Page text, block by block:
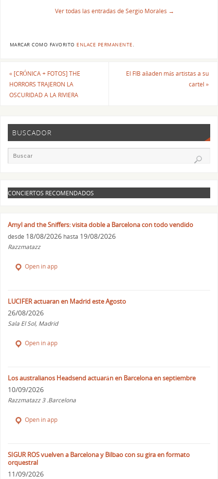
Ver todas las entradas de Sergio Morales →
MARCAR COMO FAVORITO ENLACE PERMANENTE.
«[CRÓNICA + FOTOS] THE
HORRORS TRAJERON LA
OSCURIDAD A LA RIVIERA
El FIB añaden más artistas a su
cartel»
BUSCADOR
CONCIERTOS RECOMENDADOS
Amyl and the Sniffers: visita doble a Barcelona con todo vendido
desde 18/08/2026 hasta 19/08/2026
Razzmatazz
Open in app
LUCIFER actuaran en Madrid este Agosto
26/08/2026
Sala El Sol, Madrid
Open in app
Los australianos Headsend actuarán en Barcelona en septiembre
10/09/2026
Razzmatazz 3 .Barcelona
Open in app
SIGUR ROS vuelven a Barcelona y Bilbao con su gira en formato
orquestral
11/09/2026